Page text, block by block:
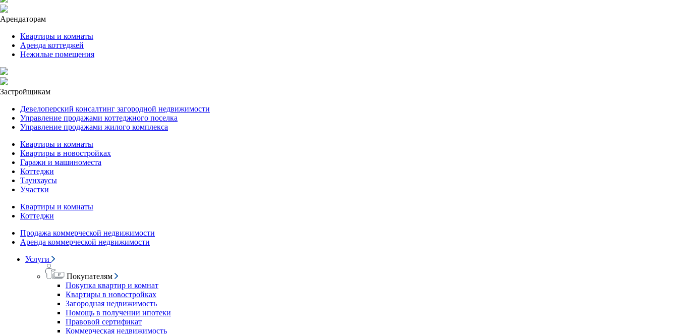
Арендаторам
Квартиры и комнаты
Аренда коттеджей
Нежилые помещения
Застройщикам
Девелоперский консалтинг загородной недвижимости
Управление продажами коттеджного поселка
Управление продажами жилого комплекса
Квартиры и комнаты
Квартиры в новостройках
Гаражи и машиноместа
Коттеджи
Таунхаусы
Участки
Квартиры и комнаты
Коттеджи
Продажа коммерческой недвижимости
Аренда коммерческой недвижимости
Услуги
Покупателям
Покупка квартир и комнат
Квартиры в новостройках
Загородная недвижимость
Помощь в получении ипотеки
Правовой сертификат
Коммерческая недвижимость